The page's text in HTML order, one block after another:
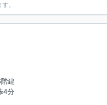
。
建
4分